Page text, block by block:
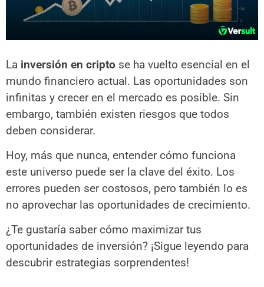
La inversión en cripto se ha vuelto esencial en el
mundo financiero actual. Las oportunidades son
infinitas y crecer en el mercado es posible. Sin
embargo, también existen riesgos que todos
deben considerar.
Hoy, más que nunca, entender cómo funciona
este universo puede ser la clave del éxito. Los
errores pueden ser costosos, pero también lo es
no aprovechar las oportunidades de crecimiento.
¿Te gustaría saber cómo maximizar tus
oportunidades de inversión? ¡Sigue leyendo para
descubrir estrategias sorprendentes!